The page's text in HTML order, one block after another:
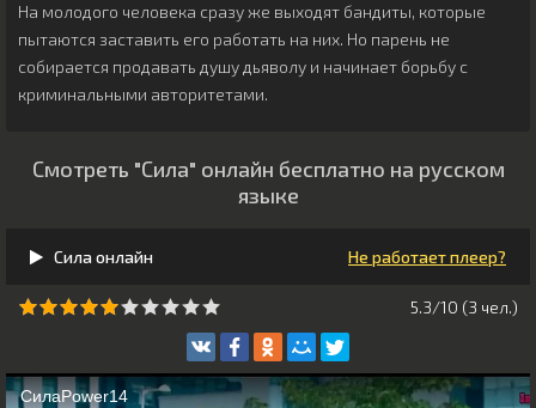
На молодого человека сразу же выходят бандиты, которые
пытаются заставить его работать на них. Но парень не
собирается продавать душу дьяволу и начинает борьбу с
криминальными авторитетами.
Смотреть "Сила" онлайн бесплатно на русском
языке
Сила онлайн Не работает плеер?
5.3/10 (3 чeл.)